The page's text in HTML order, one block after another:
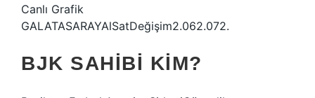
Canlı Grafik
GALATASARAYAlSatDeğişim2.062.072.
BJK SAHIBI KIM?